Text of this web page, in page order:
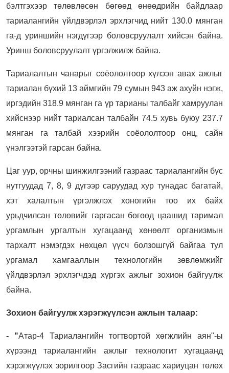
бэлтгэхээр төлөвлөсөн бөгөөд өнөөдрийн байдлаар
тариалангийн үйлдвэрлэл эрхлэгчид нийт 130.0 мянган
га-д уриншийн нэгдүгээр боловсруулалт хийсэн байна.
Уринш боловсруулалт үргэлжилж байна.
Тариалалтын чанарыг соёололтоор хүлээн авах ажлыг
тариалан бүхий 13 аймгийн 79 сумын 943 аж ахуйн нэгж,
иргэдийн 318.9 мянган га үр тарианы талбайг хамруулан
хийснээр нийт тариалсан талбайн 74.5 хувь буюу 237.7
мянган га талбай хээрийн соёололтоор онц, сайн
үнэлгээтэй гарсан байна.
Цаг уур, орчны шинжилгээний газраас тариалангийн бүс
нутгуудад 7, 8, 9 дүгээр саруудад хур тунадас багатай,
хэт халалтын үргэлжлэх хоногийн тоо их байх
урьдчилсан төлөвийг гаргасан бөгөөд цаашид таримал
ургамлын ургалтын хугацаанд хөнөөлт организмын
тархалт нэмэгдэх нөхцөл үүсч болзошгүй байгаа тул
ургамал хамгааллын технологийн зөвлөмжийг
үйлдвэрлэл эрхлэгчдэд хүргэх ажлыг зохион байгуулж
байна.
Зохион байгуулж хэрэгжүүлсэн ажлын талаар:
- "Атар-4 Тариалангийн тогтвортой хөгжлийн аян"-ы
хүрээнд тариалангийн ажлыг технологит хугацаанд
хэрэгжүүлэх зорилгоор Засгийн газраас хариуцан төлөх